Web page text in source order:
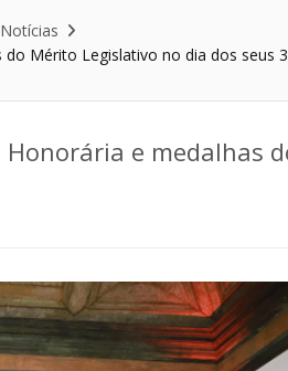
Notícias
Mérito Legislativo no dia dos seus
e medalhas